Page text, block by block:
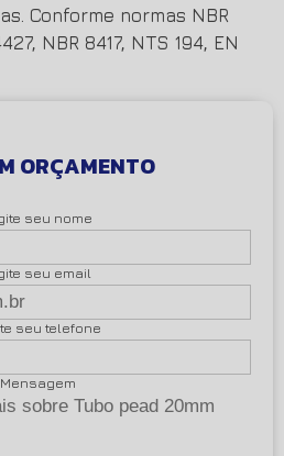
Conforme normas NBR
NBR 8417, NTS 194, EN
ORÇAMENTO
seu nome
seu email
seu telefone
Mensagem